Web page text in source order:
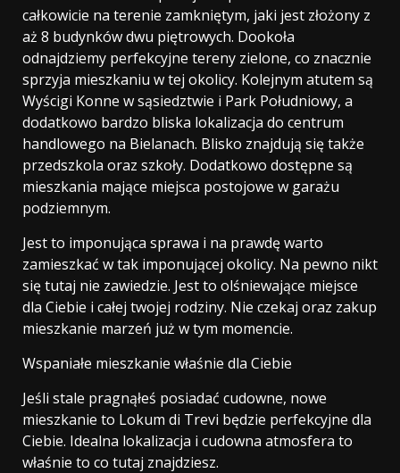
całkowicie na terenie zamkniętym, jaki jest złożony z
aż 8 budynków dwu piętrowych. Dookoła
odnajdziemy perfekcyjne tereny zielone, co znacznie
sprzyja mieszkaniu w tej okolicy. Kolejnym atutem są
Wyścigi Konne w sąsiedztwie i Park Południowy, a
dodatkowo bardzo bliska lokalizacja do centrum
handlowego na Bielanach. Blisko znajdują się także
przedszkola oraz szkoły. Dodatkowo dostępne są
mieszkania mające miejsca postojowe w garażu
podziemnym.
Jest to imponująca sprawa i na prawdę warto
zamieszkać w tak imponującej okolicy. Na pewno nikt
się tutaj nie zawiedzie. Jest to olśniewające miejsce
dla Ciebie i całej twojej rodziny. Nie czekaj oraz zakup
mieszkanie marzeń już w tym momencie.
Wspaniałe mieszkanie właśnie dla Ciebie
Jeśli stale pragnąłeś posiadać cudowne, nowe
mieszkanie to Lokum di Trevi będzie perfekcyjne dla
Ciebie. Idealna lokalizacja i cudowna atmosfera to
właśnie to co tutaj znajdziesz.